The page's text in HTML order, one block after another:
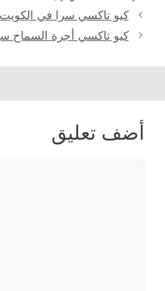
كيو تاكسي سرا في الكويت
كيو تاكسي أجرة السماح
أضف تعليق